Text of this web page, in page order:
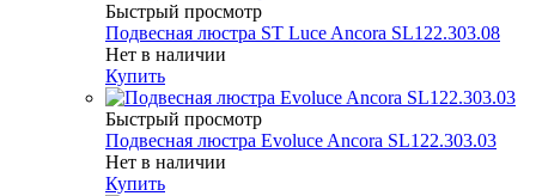
Быстрый просмотр
Подвесная люстра ST Luce Ancora SL122.303.08
Нет в наличии
Купить
Быстрый просмотр
Подвесная люстра Evoluce Ancora SL122.303.03
Нет в наличии
Купить